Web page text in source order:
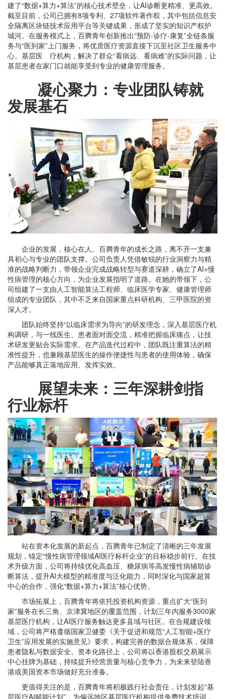
建了“数据+算力+算法”的核心技术壁垒，让AI诊断更精准、更高效。
截至目前，公司已拥有8项专利、27项软件著作权，其中包括信息安
全隔离区块链技术应用平台等关键成果，形成了坚实的知识产权护
城河。在服务模式上，百腾青年创新推出“预防-诊疗-康复”全链条服
务与“医到家”上门服务，将优质医疗资源直接下沉至社区卫生服务中
心、基层医 疗机构，解决了群众“看病远、看病难”的实际问题，让
基层患者在家门口就能享受到专业的健康管理服务。
凝心聚力：专业团队铸就
发展基石
企业的发展，核心在人。百腾青年的成长之路，离不开一支兼
具初心与专业的团队支撑。公司负责人凭借敏锐的行业洞察力与精
准的战略判断力，带领企业完成战略转型与赛道深耕，确立了AI+慢
性病管理的核心方向，为企业发展指明了道路。在她的带领下，公
司组建了一支由人工智能算法工程师、临床医学专家、健康管理师
组成的专业团队，其中不乏来自国家重点科研机构、三甲医院的资
深人才。
团队始终坚持“以临床需求为导向”的研发理念，深入基层医疗机
构调研，与一线医生、患者面对面交流，精准把握临床痛点，让技
术研发更贴合实际需求。在产品迭代过程中，团队既注重算法的精
准性提升，也兼顾基层医生的操作便捷性与患者的使用体验，确保
产品能够真正落地应用、发挥实效。
展望未来：三年深耕剑指
行业标杆
站在资本化发展的新起点，百腾青年已制定了清晰的三年发展
规划，锚定“慢性病管理领域AI医疗标杆企业”的目标稳步前行。在技
术升级方面，公司将持续优化高血压、糖尿病等高发慢性病辅助诊
断算法，提升AI大模型的精准度与泛化能力，同时深化与国家超算
中心的合作，强化“数据+算力+算法”核心优势。
市场拓展上，百腾青年将依托投资机构资源，重点扩大“医到
家”服务在长三角、京津冀地区的覆盖范围，计划三年内服务3000家
基层医疗机构，让AI医疗服务触达更多县域与社区。在合规建设领
域，公司将严格遵循国家卫健委《关于促进和规范“人工智能+医疗
卫生”应用发展的实施意见》要求，构建完善的数据合规体系，保障
患者隐私与数据安全。资本化路径上，公司将以香港股权交易展示
中心挂牌为基础，持续提升经营质量与核心竞争力，为未来登陆香
港或美国资本市场做好充分准备。
更值得关注的是，百腾青年将积极践行社会责任，计划发起“基
层医疗AI赋能计划”，为偏远地区基层医疗机构提供免费技术培训，